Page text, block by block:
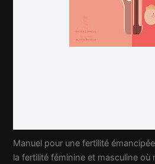
Manuel pour une fertilité
la fertilité féminine et masculine